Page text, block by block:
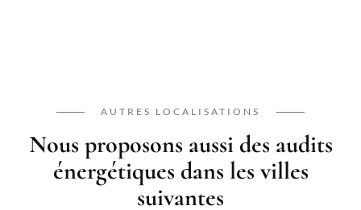
AUTRES LOCALISATIONS
Nous proposons aussi des audits
énergétiques dans les villes
suivantes